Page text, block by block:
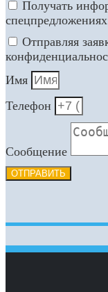
Получать
Отправляя
Имя
Телефон
Сообщение
ОТПРАВИТЬ